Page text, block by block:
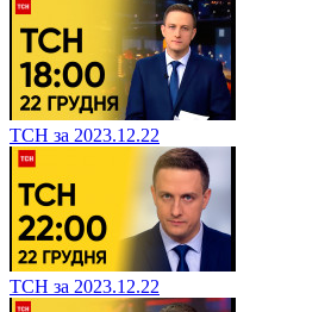
ТСН за 2023.12.22
ТСН за 2023.12.22